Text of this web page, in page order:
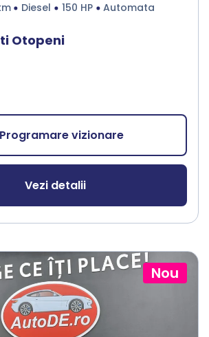
Diesel 150 HP Automata
Otopeni
Programare vizionare
Vezi detalii
Nou